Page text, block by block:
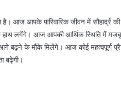
आज आपके पारिवारिक जीवन में सौहार्द्र की
लगेंगे। आज आपकी आर्थिक स्थिति में
आगे बढ़ने के मौके मिलेंगे। आज कोई महत्वपूर्ण
बढ़ेगी।